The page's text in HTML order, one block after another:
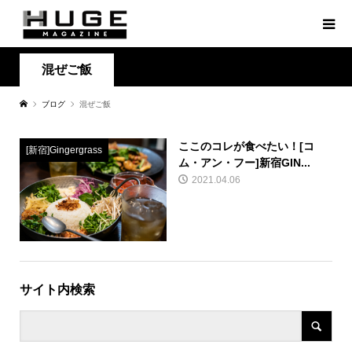
混ぜご飯
ブログ 混ぜご飯
[新宿]Gingergrass
ここのコレが食べたい！[コ
ム・アン・フー]新宿GIN...
2021.04.06
サイト内検索